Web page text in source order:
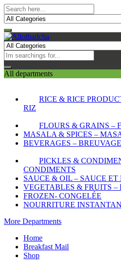
All departments
RICE & RICE
RIZ
FLOURS & GRAINS –
MASALA & SPICES –
BEVERAGES –
PICKLES &
CONDIMENTS
SAUCE & OIL – SAUCE ET
VEGETABLES & FRUITS –
FROZEN- CONGELÉE
NOURRITURE
More Departments
Home
Breakfast Mail
Shop